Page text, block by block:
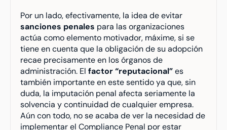
sanciones penales para las organizaciones
actúa como elemento motivador, máxime, si se
tiene en cuenta que la obligación de su adopción
recae precisamente en los órganos de
administración. El factor “reputacional” es
también importante en este sentido ya que, sin
duda, la imputación penal afecta seriamente la
solvencia y continuidad de cualquier empresa.
Aún con todo, no se acaba de ver la necesidad de
implementar el Compliance Penal por estar